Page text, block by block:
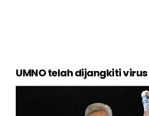
UMNO telah dijangkiti virus